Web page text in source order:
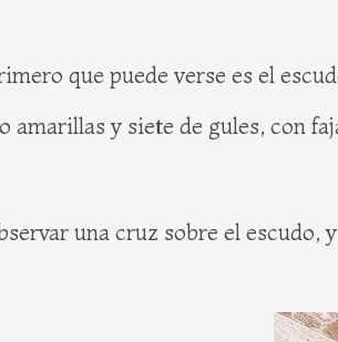
que puede verse es el
amarillas y siete de gules, con
una cruz sobre el escudo,